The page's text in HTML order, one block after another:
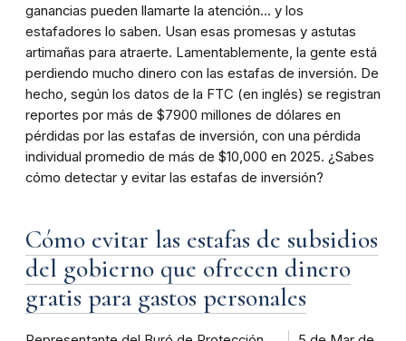
ganancias pueden llamarte la atención... y los
estafadores lo saben. Usan esas promesas y astutas
artimañas para atraerte. Lamentablemente, la gente está
perdiendo mucho dinero con las estafas de inversión. De
hecho, según los datos de la FTC (en inglés) se registran
reportes por más de $7900 millones de dólares en
pérdidas por las estafas de inversión, con una pérdida
individual promedio de más de $10,000 en 2025. ¿Sabes
cómo detectar y evitar las estafas de inversión?
Cómo evitar las estafas de subsidios
del gobierno que ofrecen dinero
gratis para gastos personales